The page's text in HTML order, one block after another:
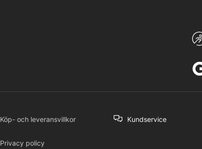
Köp- och leveransvillkor
Privacy policy
Kundservice